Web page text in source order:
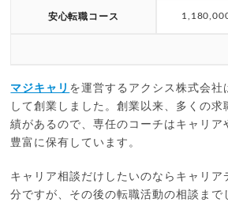
安心転職コース
マジキャリ を運営するアクシス株式会社
して創業しました。創業以来、多くの求
績があるので、専任のコーチはキャリア
豊富に保有しています。
キャリア相談だけしたいのならキャリア
分ですが、その後の転職活動の相談まで